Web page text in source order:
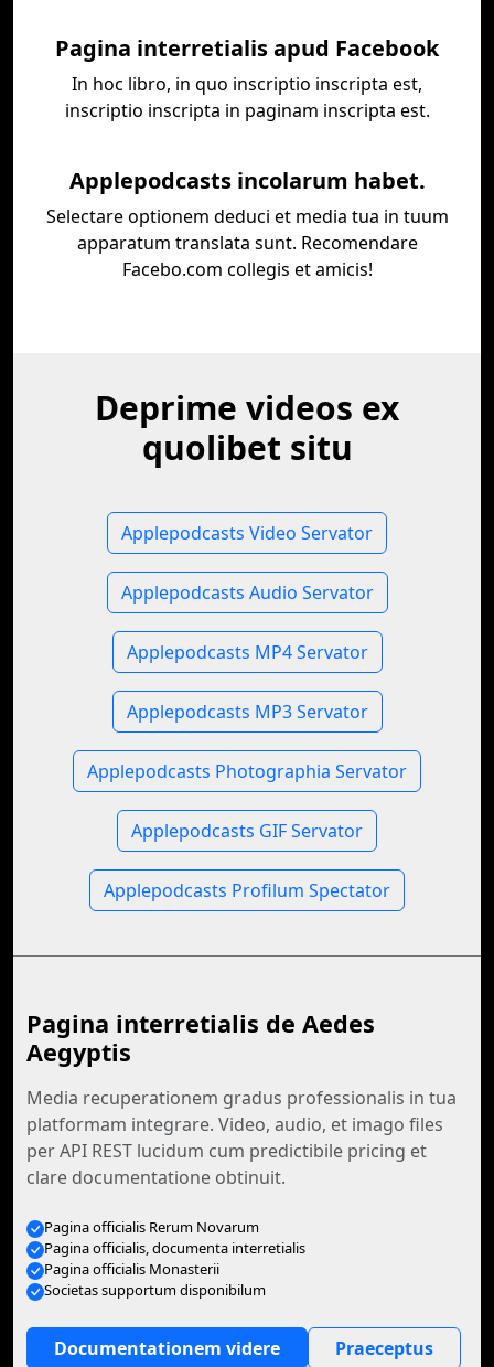
Pagina interretialis apud Facebook
In hoc libro, in quo inscriptio inscripta est,
inscriptio inscripta in paginam inscripta est.
Applepodcasts incolarum habet.
Selectare optionem deduci et media tua in tuum
apparatum translata sunt. Recomendare
Facebo.com collegis et amicis!
Deprime videos ex
quolibet situ
Applepodcasts Video Servator
Applepodcasts Audio Servator
Applepodcasts MP4 Servator
Applepodcasts MP3 Servator
Applepodcasts Photographia Servator
Applepodcasts GIF Servator
Applepodcasts Profilum Spectator
Pagina interretialis de Aedes
Aegyptis
Media recuperationem gradus professionalis in tua
platformam integrare. Video, audio, et imago files
per API REST lucidum cum predictibile pricing et
clare documentatione obtinuit.
Pagina officialis Rerum Novarum
Pagina officialis, documenta interretialis
Pagina officialis Monasterii
Societas supportum disponibilum
Documentationem videre Praeceptus